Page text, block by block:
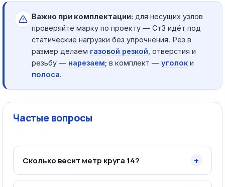
Важно при комплектации: для несущих узлов
проверяйте марку по проекту — Ст3 идёт под
статические нагрузки без упрочнения. Рез в
размер делаем газовой резкой , отверстия и
резьбу — нарезаем; в комплект — уголок и
полоса.
Частые вопросы
Сколько весит метр круга 14? +